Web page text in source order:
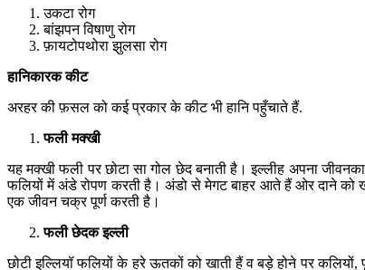
उकटा रोग
बांझपन विषाणु रोग
फ़ायटोपथोरा झुलसा रोग
हानिकारक कीट
अरहर की फ़सल को कई प्रकार के कीट भी हानि पहुँचाते हैं.
फली मक्खी
यह मक्खी फली पर छोटा सा गोल छेद बनाती है। इल्लीह अपना
फलियों में अंडे रोपण करती है। अंडो से मेगट बाहर आते हैं ओर दाने को
एक जीवन चक्र पूर्ण करती है।
फली छेदक इल्ली
छोटी इल्लियॉ फलियों के हरे ऊतकों को खाती हैं व बड़े होने पर